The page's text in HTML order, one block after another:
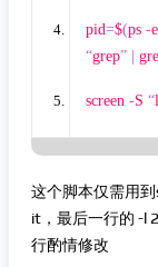
pid=$(ps -
“grep” |
screen -S “
这个脚本仅需用
it，最后一行的 -l
行酌情修改